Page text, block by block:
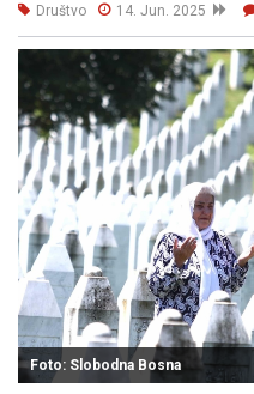
Društvo 14. Jun. 2025
Foto: Slobodna Bosna